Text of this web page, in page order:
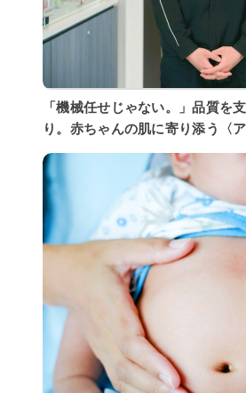
「機械任せじゃない。」品質を
り。赤ちゃんの肌に寄り添う〈